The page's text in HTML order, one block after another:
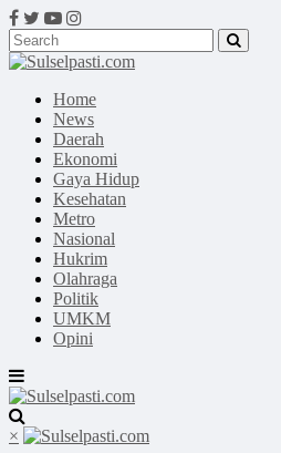
Home
News
Daerah
Ekonomi
Gaya Hidup
Kesehatan
Metro
Nasional
Hukrim
Olahraga
Politik
UMKM
Opini
×